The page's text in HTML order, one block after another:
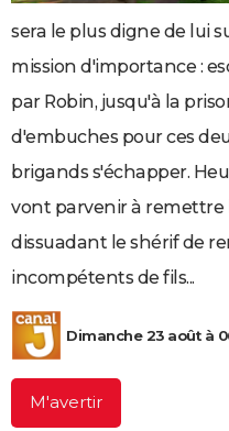
Destinations
City break
Voyage nature
Voyage de noces
Forum
PHOTO
GUIDES D'ACHAT
BONS PLANS
Carte de Noël
Carte Bonne année
Carte Saint-Valentin
Carte Pâques
Carte d'anniversaire
DICTIONNAIRE
Dictionnaire
Biographies
Citations
Expressions
Proverbes
PROGRAMME TV
S'inscrire
Se connecter
Lycées
Collèges
Primaires
Universités
Entreprises
Service militaire
Avis de recherche
AVIS DE DÉCÈS
FORUM
Lifestyle
Sport
Television
Cinema
sera le plus digne de lui
mission d'importance :
par Robin, jusqu'à la
d'embuches pour ces
brigands s'échapper.
vont parvenir à remettre
dissuadant le shérif de
incompétents de fils...
Dimanche 23 août à
M'avertir